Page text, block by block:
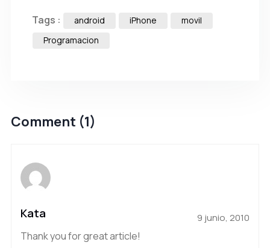
Tags : android iPhone
movil
Programacion
Comment (1)
Kata 9 junio, 2010
Thank you for great article!